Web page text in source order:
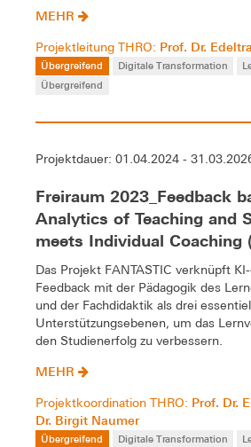
MEHR
Projektleitung THRO: Prof. Dr.
Übergreifend Digitale Transformation
Übergreifend
Projektdauer: 01.04.2024 -
Freiraum 2023_Feedback
Analytics of Teaching and
meets Individual Coaching
Das Projekt FANTASTIC verknüpft
Feedback mit der Pädagogik des
und der Fachdidaktik als drei
Unterstützungsebenen, um das
den Studienerfolg zu verbessern.
MEHR
Projektkoordination THRO: Prof. Dr.
Dr. Birgit Naumer
Übergreifend Digitale Transformation